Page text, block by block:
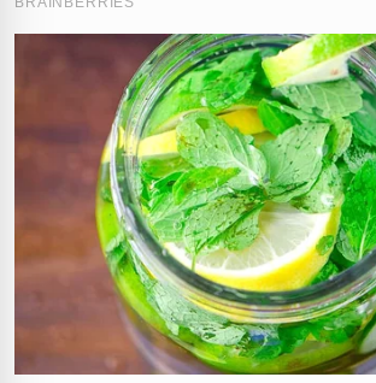
região? Deixe seu comentário abaixo e
esta notícia para alertar outras